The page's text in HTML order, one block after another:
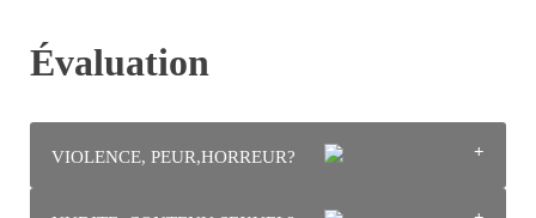
Évaluation
VIOLENCE, PEUR,HORREUR?